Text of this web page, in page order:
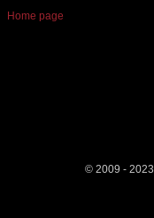
Home page
© 2009 - 2023